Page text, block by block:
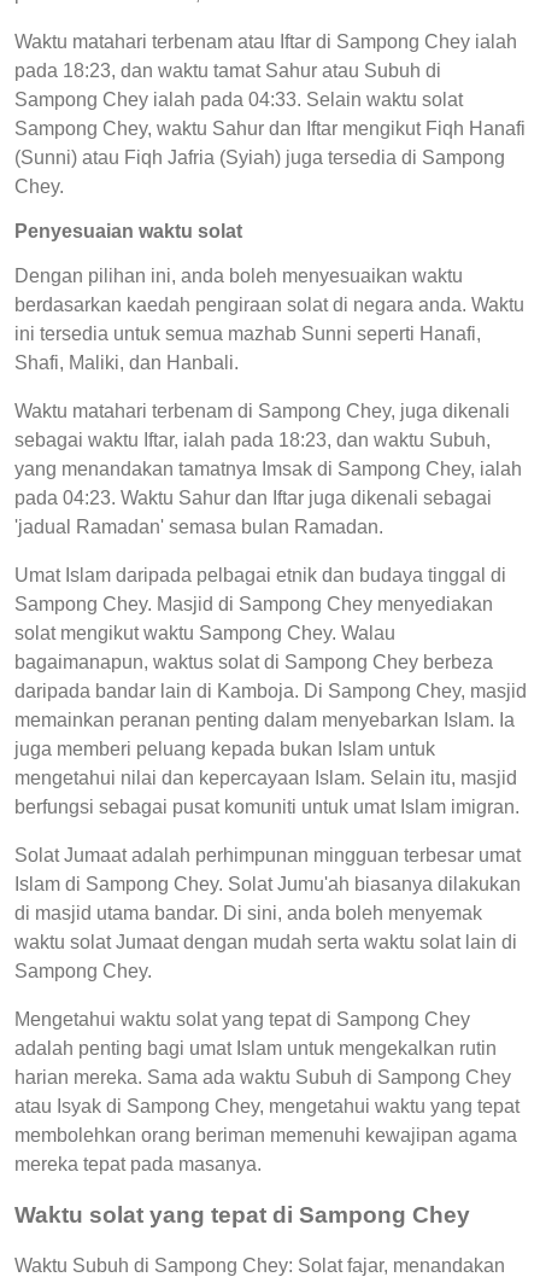
Waktu matahari terbenam atau Iftar di Sampong Chey ialah
pada 18:23, dan waktu tamat Sahur atau Subuh di
Sampong Chey ialah pada 04:33. Selain waktu solat
Sampong Chey, waktu Sahur dan Iftar mengikut Fiqh Hanafi
(Sunni) atau Fiqh Jafria (Syiah) juga tersedia di Sampong
Chey.
Penyesuaian waktu solat
Dengan pilihan ini, anda boleh menyesuaikan waktu
berdasarkan kaedah pengiraan solat di negara anda. Waktu
ini tersedia untuk semua mazhab Sunni seperti Hanafi,
Shafi, Maliki, dan Hanbali.
Waktu matahari terbenam di Sampong Chey, juga dikenali
sebagai waktu Iftar, ialah pada 18:23, dan waktu Subuh,
yang menandakan tamatnya Imsak di Sampong Chey, ialah
pada 04:23. Waktu Sahur dan Iftar juga dikenali sebagai
'jadual Ramadan' semasa bulan Ramadan.
Umat Islam daripada pelbagai etnik dan budaya tinggal di
Sampong Chey. Masjid di Sampong Chey menyediakan
solat mengikut waktu Sampong Chey. Walau
bagaimanapun, waktus solat di Sampong Chey berbeza
daripada bandar lain di Kamboja. Di Sampong Chey, masjid
memainkan peranan penting dalam menyebarkan Islam. Ia
juga memberi peluang kepada bukan Islam untuk
mengetahui nilai dan kepercayaan Islam. Selain itu, masjid
berfungsi sebagai pusat komuniti untuk umat Islam imigran.
Solat Jumaat adalah perhimpunan mingguan terbesar umat
Islam di Sampong Chey. Solat Jumu'ah biasanya dilakukan
di masjid utama bandar. Di sini, anda boleh menyemak
waktu solat Jumaat dengan mudah serta waktu solat lain di
Sampong Chey.
Mengetahui waktu solat yang tepat di Sampong Chey
adalah penting bagi umat Islam untuk mengekalkan rutin
harian mereka. Sama ada waktu Subuh di Sampong Chey
atau Isyak di Sampong Chey, mengetahui waktu yang tepat
membolehkan orang beriman memenuhi kewajipan agama
mereka tepat pada masanya.
Waktu solat yang tepat di Sampong Chey
Waktu Subuh di Sampong Chey: Solat fajar, menandakan